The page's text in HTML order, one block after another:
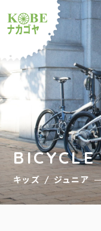
ルショッ
BICYCLE
キッズ / ジュニア